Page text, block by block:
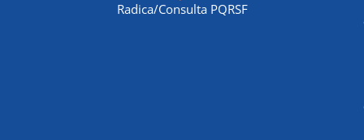
Radica/Consulta PQRSF